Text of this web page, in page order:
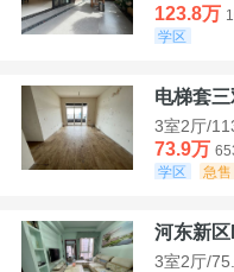
123.8万
学区
电梯套
3室2厅/
73.9万
学区
急售
河东新
3室2厅/